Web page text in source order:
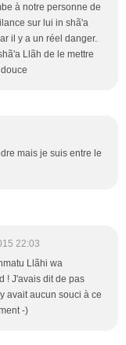
à notre personne de
sur lui in shã'a
il y a un réel danger.
Llãh de le mettre
mais je suis entre le
22:03
Llãhi wa
! J'avais dit de pas
avait aucun souci à ce
-)